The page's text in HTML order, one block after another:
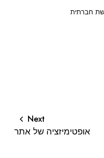
חברתית
Next
אופטימיזציה של אתר